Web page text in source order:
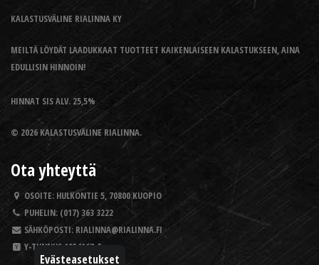
KALASTUSVÄLINE RIALINNA KY
MEILTÄ LÖYDÄT LAADUKKAAT TUOTTEET KAIKENLAISEEN KALASTUKSEEN, AINA
EDULLISIN HINNOIN!
HINNAT SIS ALV. 25,5%
© 2026 KALASTUSVÄLINE RIALINNA.
Ota yhteyttä
OSOITE: HULKONTIE 5, 70800 KUOPIO
PUHELIN: (017) 363 3222
SÄHKÖPOSTI: RIALINNA@RIALINNA.FI
Y-TUNNUS 1954167-5
Evästeasetukset